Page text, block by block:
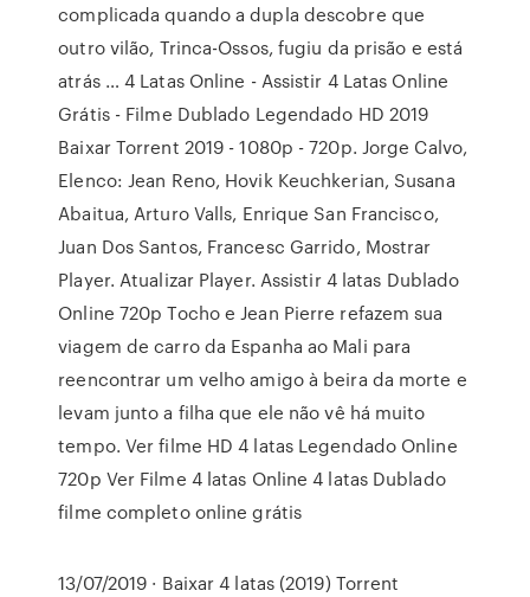
complicada quando a dupla descobre que
outro vilão, Trinca-Ossos, fugiu da prisão e está
atrás … 4 Latas Online - Assistir 4 Latas Online
Grátis - Filme Dublado Legendado HD 2019
Baixar Torrent 2019 - 1080p - 720p. Jorge Calvo,
Elenco: Jean Reno, Hovik Keuchkerian, Susana
Abaitua, Arturo Valls, Enrique San Francisco,
Juan Dos Santos, Francesc Garrido, Mostrar
Player. Atualizar Player. Assistir 4 latas Dublado
Online 720p Tocho e Jean Pierre refazem sua
viagem de carro da Espanha ao Mali para
reencontrar um velho amigo à beira da morte e
levam junto a filha que ele não vê há muito
tempo. Ver filme HD 4 latas Legendado Online
720p Ver Filme 4 latas Online 4 latas Dublado
filme completo online grátis
13/07/2019 · Baixar 4 latas (2019) Torrent